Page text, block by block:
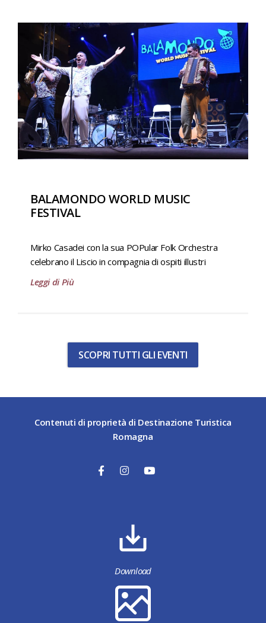
BALAMONDO WORLD MUSIC
FESTIVAL
Mirko Casadei con la sua POPular Folk Orchestra
celebrano il Liscio in compagnia di ospiti illustri
Leggi di Più
SCOPRI TUTTI GLI EVENTI
Contenuti di proprietà di Destinazione Turistica
Romagna
Download